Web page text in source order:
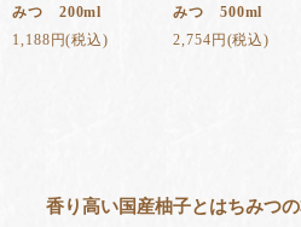
みつ 200ml
1,188円(税込)
みつ 500ml
2,754円(税込)
香り高い国産柚子とはちみつ